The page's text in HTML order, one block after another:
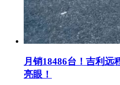
月销18486台！吉利远
亮眼！